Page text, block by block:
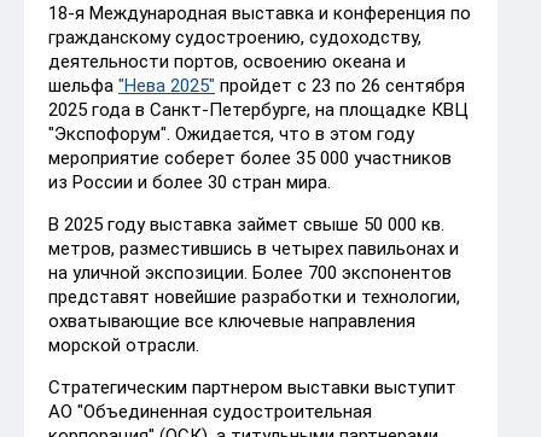
18-я Международная выставка и конференция по
гражданскому судостроению, судоходству,
деятельности портов, освоению океана и
шельфа "Нева 2025" пройдет с 23 по 26 сентября
2025 года в Санкт-Петербурге, на площадке КВЦ
"Экспофорум". Ожидается, что в этом году
мероприятие соберет более 35 000 участников
из России и более 30 стран мира.
В 2025 году выставка займет свыше 50 000 кв.
метров, разместившись в четырех павильонах и
на уличной экспозиции. Более 700 экспонентов
представят новейшие разработки и технологии,
охватывающие все ключевые направления
морской отрасли.
Стратегическим партнером выставки выступит
АО "Объединенная судостроительная